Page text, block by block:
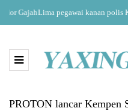
Lima pegawai kanan polis KL naik
kepimpinan pasukan
PROTON lancar